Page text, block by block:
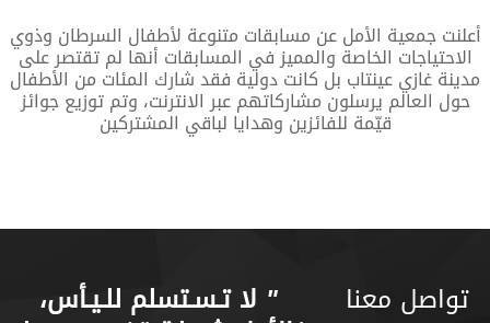
أعلنت جمعية الأمل عن مسابقات متنوعة لأطفال السرطان وذوي
الاحتياجات الخاصة والمميز في المسابقات أنها لم تقتصر على
مدينة غازي عينتاب بل كانت دولية فقد شارك المئات من الأطفال
حول العالم يرسلون مشاركاتهم عبر الانترنت، وتم توزيع جوائز
قيّمة للفائزين وهدايا لباقي المشتركين
تواصل معنا " لا تـسـتسلم للـيـأس،